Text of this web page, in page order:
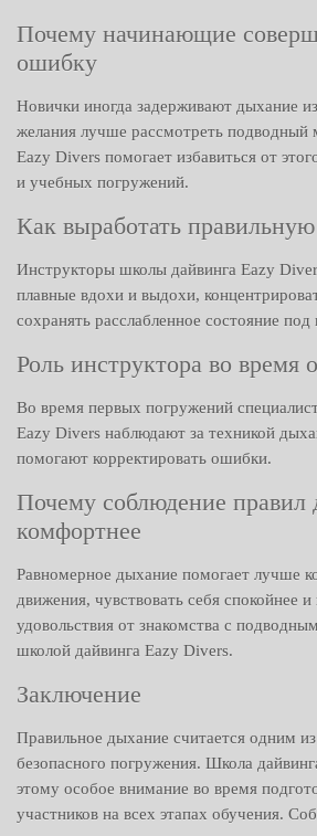
Почему начинающие
ошибку
Новички иногда задерживают дыхание
желания лучше рассмотреть подводный
Eazy Divers помогает избавиться от
и учебных погружений.
Как выработать
Инструкторы школы дайвинга Eazy
плавные вдохи и выдохи,
сохранять расслабленное состояние под
Роль инструктора во время
Во время первых погружений
Eazy Divers наблюдают за техникой
помогают корректировать ошибки.
Почему соблюдение правил
комфортнее
Равномерное дыхание помогает лучше
движения, чувствовать себя спокойнее
удовольствия от знакомства с
школой дайвинга Eazy Divers.
Заключение
Правильное дыхание считается одним
безопасного погружения. Школа
этому особое внимание во время
участников на всех этапах обучения.